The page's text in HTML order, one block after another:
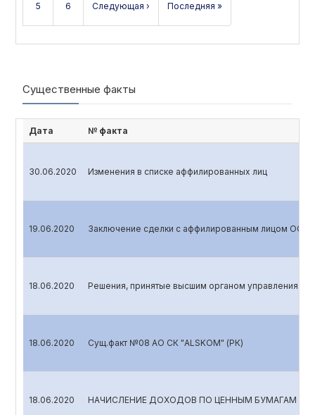
5 6 Следующая › Последняя »
Существенные факты
Дата № факта
30.06.2020 Изменения в списке аффилированных лиц
19.06.2020 Заключение сделки с аффилированным лицом ООО
18.06.2020 Решения, принятые высшим органом управления АО
18.06.2020 Сущ.факт №08 АО СК "ALSKOM" (РК)
18.06.2020 НАЧИСЛЕНИЕ ДОХОДОВ ПО ЦЕННЫМ БУМАГАМ